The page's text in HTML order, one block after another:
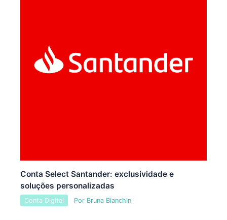
Conta Select Santander: exclusividade e
soluções personalizadas
Conta Digital Por Bruna Bianchin